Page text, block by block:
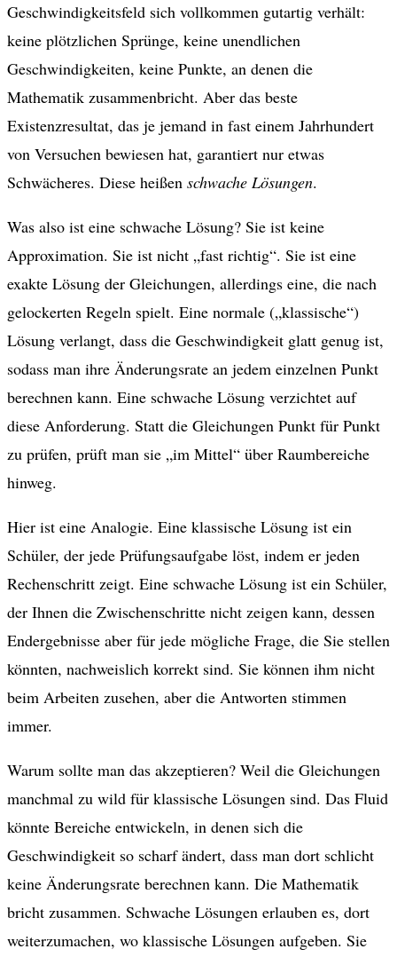
Geschwindigkeitsfeld sich vollkommen gutartig verhält:
keine plötzlichen Sprünge, keine unendlichen
Geschwindigkeiten, keine Punkte, an denen die
Mathematik zusammenbricht. Aber das beste
Existenzresultat, das je jemand in fast einem Jahrhundert
von Versuchen bewiesen hat, garantiert nur etwas
Schwächeres. Diese heißen schwache Lösungen.
Was also ist eine schwache Lösung? Sie ist keine
Approximation. Sie ist nicht „fast richtig“. Sie ist eine
exakte Lösung der Gleichungen, allerdings eine, die nach
gelockerten Regeln spielt. Eine normale („klassische“)
Lösung verlangt, dass die Geschwindigkeit glatt genug ist,
sodass man ihre Änderungsrate an jedem einzelnen Punkt
berechnen kann. Eine schwache Lösung verzichtet auf
diese Anforderung. Statt die Gleichungen Punkt für Punkt
zu prüfen, prüft man sie „im Mittel“ über Raumbereiche
hinweg.
Hier ist eine Analogie. Eine klassische Lösung ist ein
Schüler, der jede Prüfungsaufgabe löst, indem er jeden
Rechenschritt zeigt. Eine schwache Lösung ist ein Schüler,
der Ihnen die Zwischenschritte nicht zeigen kann, dessen
Endergebnisse aber für jede mögliche Frage, die Sie stellen
könnten, nachweislich korrekt sind. Sie können ihm nicht
beim Arbeiten zusehen, aber die Antworten stimmen
immer.
Warum sollte man das akzeptieren? Weil die Gleichungen
manchmal zu wild für klassische Lösungen sind. Das Fluid
könnte Bereiche entwickeln, in denen sich die
Geschwindigkeit so scharf ändert, dass man dort schlicht
keine Änderungsrate berechnen kann. Die Mathematik
bricht zusammen. Schwache Lösungen erlauben es, dort
weiterzumachen, wo klassische Lösungen aufgeben. Sie